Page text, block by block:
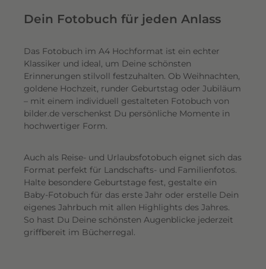
Dein Fotobuch für jeden Anlass
Das Fotobuch im A4 Hochformat ist ein echter
Klassiker und ideal, um Deine schönsten
Erinnerungen stilvoll festzuhalten. Ob Weihnachten,
goldene Hochzeit, runder Geburtstag oder Jubiläum
– mit einem individuell gestalteten Fotobuch von
bilder.de verschenkst Du persönliche Momente in
hochwertiger Form.
Auch als Reise- und Urlaubsfotobuch eignet sich das
Format perfekt für Landschafts- und Familienfotos.
Halte besondere Geburtstage fest, gestalte ein
Baby-Fotobuch für das erste Jahr oder erstelle Dein
eigenes Jahrbuch mit allen Highlights des Jahres.
So hast Du Deine schönsten Augenblicke jederzeit
griffbereit im Bücherregal.